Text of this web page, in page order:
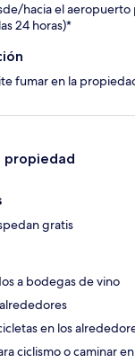
hacia el aeropuerto
24 horas)*
fumar en la
propiedad
gratis
a bodegas de vino
en los
ciclismo o caminar